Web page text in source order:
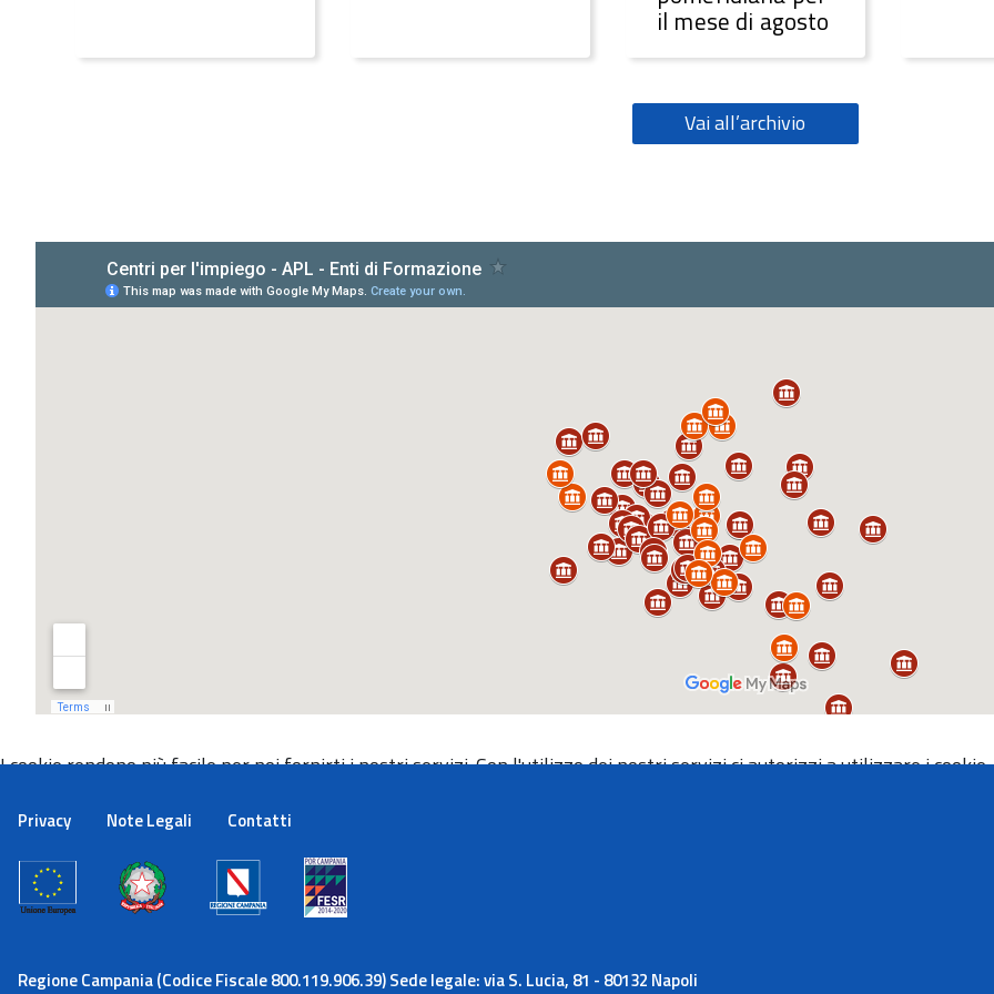
il mese di agosto
Vai all’archivio
Privacy Note Legali Contatti
Regione Campania (Codice Fiscale 800.119.906.39) Sede legale: via S. Lucia, 81 - 80132 Napoli
I cookie rendono più facile per noi fornirti i nostri servizi. Con l'utilizzo dei nostri servizi ci autorizzi a utilizzare i cookie.